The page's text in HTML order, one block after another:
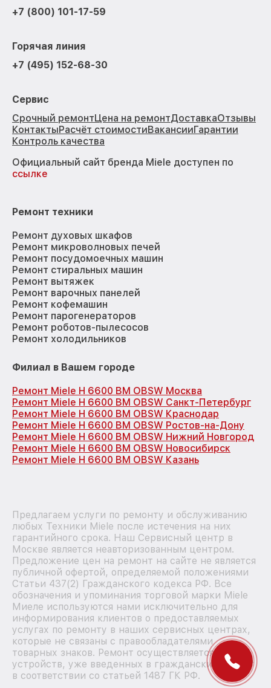
+7 (800) 101-17-59
Горячая линия
+7 (495) 152-68-30
Сервис
Срочный ремонтЦена на ремонтДоставкаОтзывы
КонтактыРасчёт стоимостиВакансииГарантии
Контроль качества
Официальный сайт бренда Miele доступен по
ссылке
Ремонт техники
Ремонт духовых шкафов
Ремонт микроволновых печей
Ремонт посудомоечных машин
Ремонт стиральных машин
Ремонт вытяжек
Ремонт варочных панелей
Ремонт кофемашин
Ремонт парогенераторов
Ремонт роботов-пылесосов
Ремонт холодильников
Филиал в Вашем городе
Ремонт Miele H 6600 BM OBSW Москва
Ремонт Miele H 6600 BM OBSW Санкт-Петербург
Ремонт Miele H 6600 BM OBSW Краснодар
Ремонт Miele H 6600 BM OBSW Ростов-на-Дону
Ремонт Miele H 6600 BM OBSW Нижний Новгород
Ремонт Miele H 6600 BM OBSW Новосибирск
Ремонт Miele H 6600 BM OBSW Казань
Предлагаем услуги по ремонту и обслуживанию
любых Техники Miele после истечения на них
гарантийного срока. Наш Сервисный центр в
Москве является неавторизованным центром.
Предложение цен на ремонт на сайте не является
публичной офертой, определяемой положениями
Статьи 437(2) Гражданского кодекса РФ. Все
обозначения и упоминания торговой марки Miele
Миеле используются нами исключительно для
информирования клиентов о предоставляемых
услугах по ремонту в наших сервисных центрах,
которые не связаны с правообладателями
товарных знаков. Ремонт осуществляется для
устройств, уже введенных в гражданский оборот
в соответствии со статьей 1487 ГК РФ.